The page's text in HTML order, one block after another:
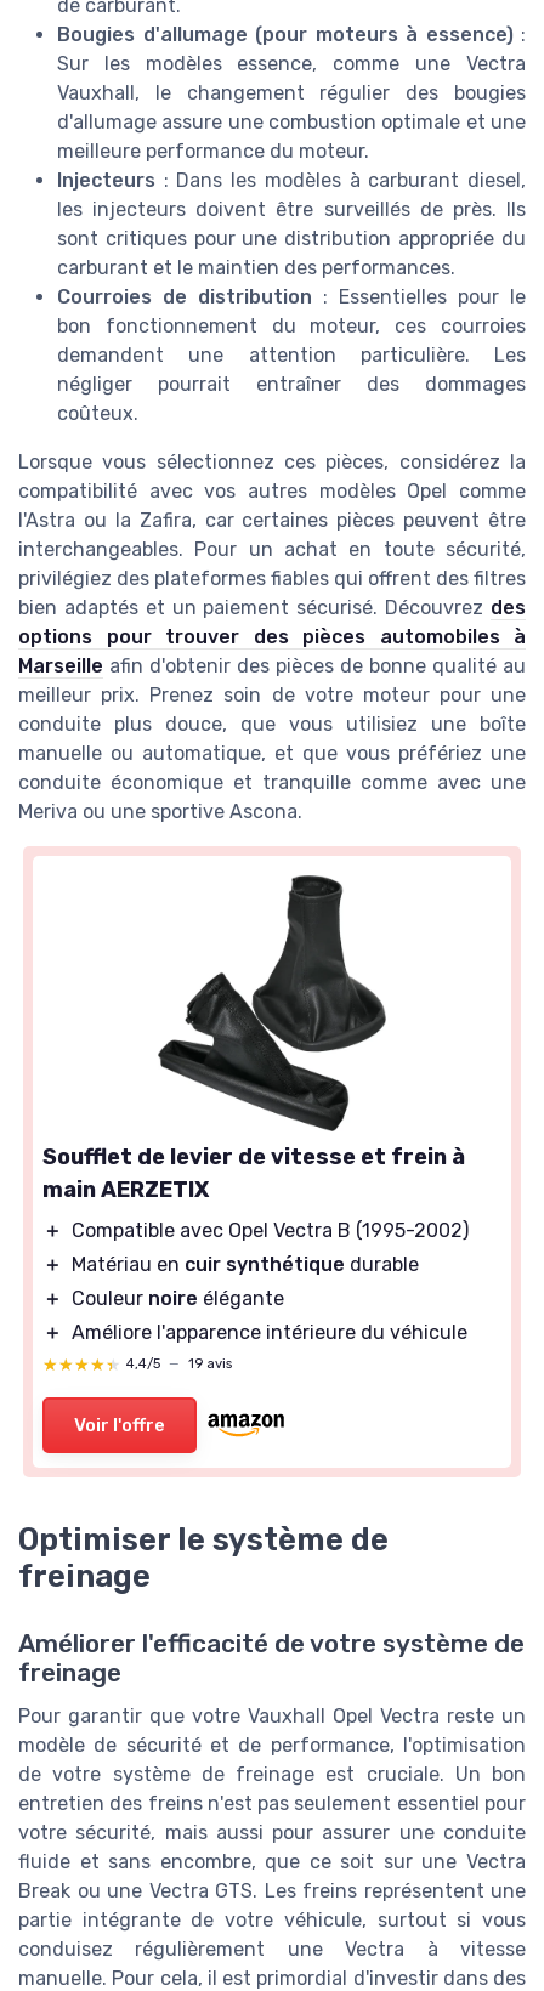
de carburant.
Bougies d'allumage (pour moteurs à essence):
Sur les modèles essence, comme une Vectra
Vauxhall, le changement régulier des bougies
d'allumage assure une combustion optimale et une
meilleure performance du moteur.
Injecteurs : Dans les modèles à carburant diesel,
les injecteurs doivent être surveillés de près. Ils
sont critiques pour une distribution appropriée du
carburant et le maintien des performances.
Courroies de distribution : Essentielles pour le
bon fonctionnement du moteur, ces courroies
demandent une attention particulière. Les
négliger pourrait entraîner des dommages
coûteux.
Lorsque vous sélectionnez ces pièces, considérez la
compatibilité avec vos autres modèles Opel comme
l'Astra ou la Zafira, car certaines pièces peuvent être
interchangeables. Pour un achat en toute sécurité,
privilégiez des plateformes fiables qui offrent des filtres
bien adaptés et un paiement sécurisé. Découvrez des
options pour trouver des pièces automobiles à
Marseille afin d'obtenir des pièces de bonne qualité au
meilleur prix. Prenez soin de votre moteur pour une
conduite plus douce, que vous utilisiez une boîte
manuelle ou automatique, et que vous préfériez une
conduite économique et tranquille comme avec une
Meriva ou une sportive Ascona.
Soufflet de levier de vitesse et frein à
main AERZETIX
＋
Compatible avec Opel Vectra B (1995-2002)
＋
Matériau en cuir synthétique durable
＋
Couleur noire élégante
＋ Améliore l'apparence intérieure du véhicule
★★★★★
★★★★★ 4,4/5 — 19 avis
Voir l'offre
Optimiser le système de
freinage
Améliorer l'efficacité de votre système de
freinage
Pour garantir que votre Vauxhall Opel Vectra reste un
modèle de sécurité et de performance, l'optimisation
de votre système de freinage est cruciale. Un bon
entretien des freins n'est pas seulement essentiel pour
votre sécurité, mais aussi pour assurer une conduite
fluide et sans encombre, que ce soit sur une Vectra
Break ou une Vectra GTS. Les freins représentent une
partie intégrante de votre véhicule, surtout si vous
conduisez régulièrement une Vectra à vitesse
manuelle. Pour cela, il est primordial d'investir dans des